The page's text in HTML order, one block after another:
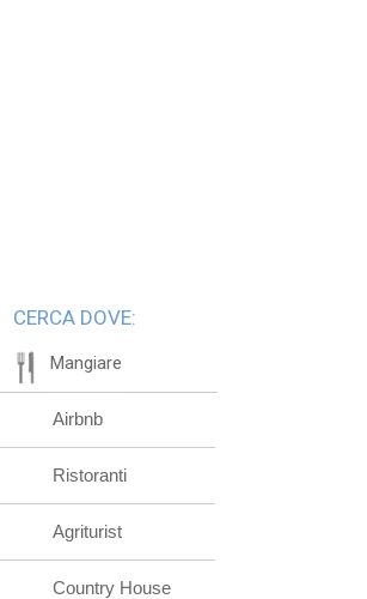
CERCA DOVE:
Mangiare
Airbnb
Ristoranti
Agriturist
Country House